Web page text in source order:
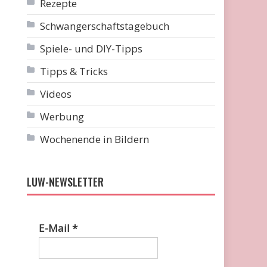
Rezepte
Schwangerschaftstagebuch
Spiele- und DIY-Tipps
Tipps & Tricks
Videos
Werbung
Wochenende in Bildern
LUW-NEWSLETTER
E-Mail*